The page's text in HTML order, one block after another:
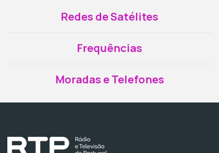
Redes de Satélites
Frequências
Moradas e Telefones